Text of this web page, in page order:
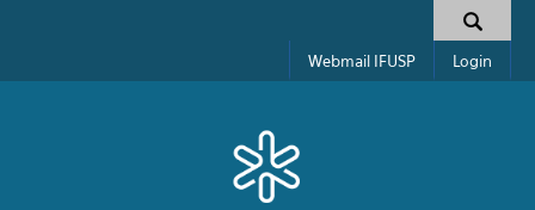
Formulário de busca
Webmail IFUSP Login